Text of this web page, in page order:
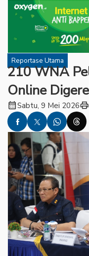
Reportase Utama
210 WNA
Online
calendar_monthSabtu, 9 Mei 2026print